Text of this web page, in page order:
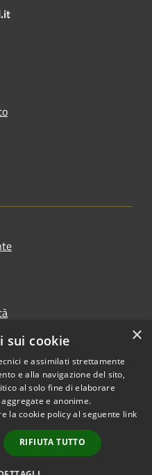
Copyright © 2026 • Comune di
Albiate • Powered by
Municipium•
Accesso
redazione
×
sui cookie
e assimilati strettamente
e alla navigazione del sito,
al solo fine di elaborare
e anonime.
la cookie policy al seguente link
RIFIUTA TUTTO